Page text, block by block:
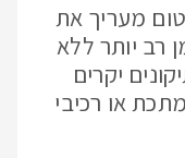
מעריך את
רב יותר ללא
יקרים
או רכיבי